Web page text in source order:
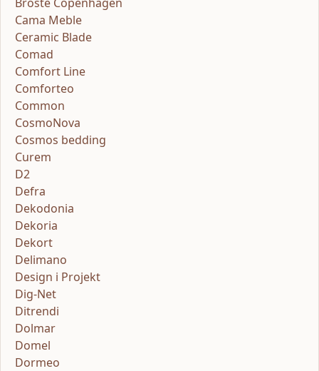
Cama Meble
Ceramic Blade
Comad
Comfort Line
Comforteo
Common
CosmoNova
Cosmos bedding
Curem
D2
Defra
Dekodonia
Dekoria
Dekort
Delimano
Design i Projekt
Dig-Net
Ditrendi
Dolmar
Domel
Dormeo